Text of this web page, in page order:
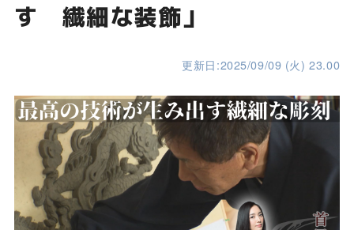
す 繊細な装飾」
更新日:2025/09/09 (火) 23.00